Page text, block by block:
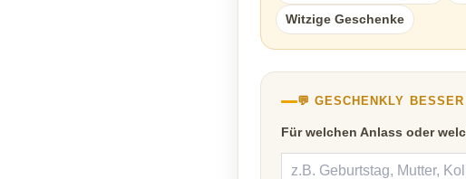
Witzige Geschenke
💬 GESCHENKLY BESSER
Für welchen Anlass oder